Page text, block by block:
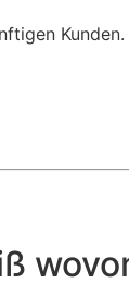
Kunden.